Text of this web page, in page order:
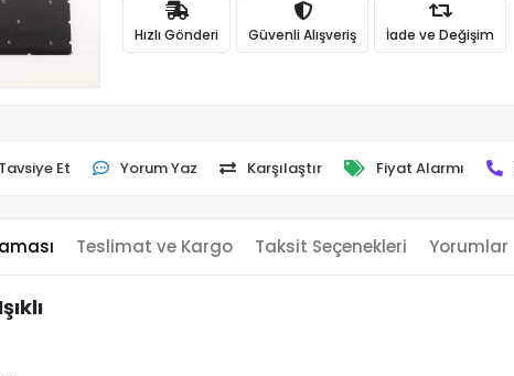
Hızlı Gönderi Güvenli Alışveriş İade ve Değişim
Tavsiye Et Yorum Yaz Karşılaştır Fiyat Alarmı
Teslimat ve Kargo Taksit Seçenekleri Yorumlar